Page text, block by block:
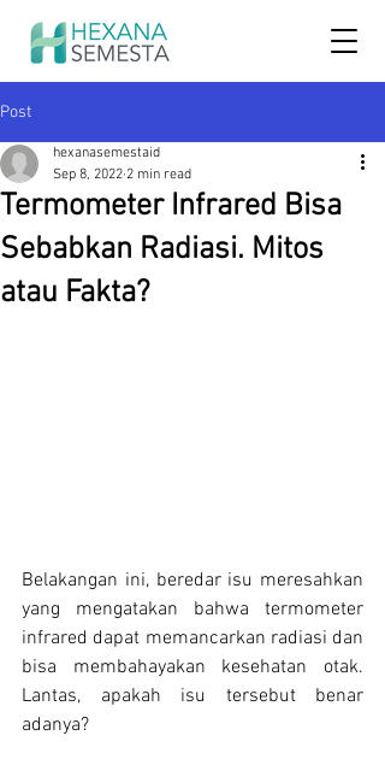
Post
Termometer Infrared Bisa
Sebabkan Radiasi. Mitos
atau Fakta?
hexanasemestaid
Sep 8, 2022 2 min read
Belakangan ini, beredar isu meresahkan
yang mengatakan bahwa termometer
infrared dapat memancarkan radiasi dan
bisa membahayakan kesehatan otak.
Lantas, apakah isu tersebut benar
adanya?